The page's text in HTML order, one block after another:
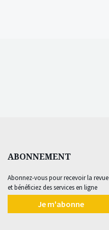
ABONNEMENT
Abonnez-vous pour recevoir la revue
et bénéficiez des services en ligne
Je m'abonne